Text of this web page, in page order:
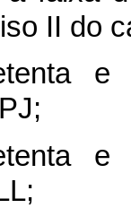
II do
e
e